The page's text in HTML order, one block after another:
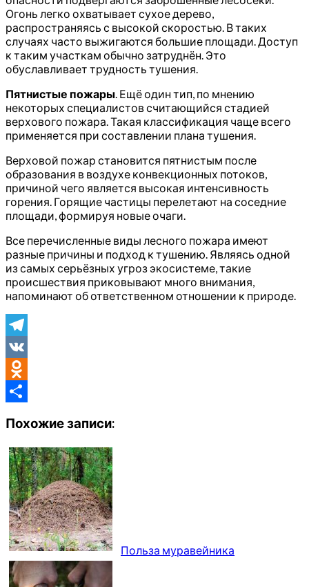
Огонь легко охватывает сухое дерево,
распространяясь с высокой скоростью. В таких
случаях часто выжигаются большие площади. Доступ
к таким участкам обычно затруднён. Это
обуславливает трудность тушения.
Пятнистые пожары. Ещё один тип, по мнению
некоторых специалистов считающийся стадией
верхового пожара. Такая классификация чаще всего
применяется при составлении плана тушения.
Верховой пожар становится пятнистым после
образования в воздухе конвекционных потоков,
причиной чего является высокая интенсивность
горения. Горящие частицы перелетают на соседние
площади, формируя новые очаги.
Все перечисленные виды лесного пожара имеют
разные причины и подход к тушению. Являясь одной
из самых серьёзных угроз экосистеме, такие
происшествия приковывают много внимания,
напоминают об ответственном отношении к природе.
Telegram
VK
Odnoklassniki
Похожие записи:
Польза муравейника